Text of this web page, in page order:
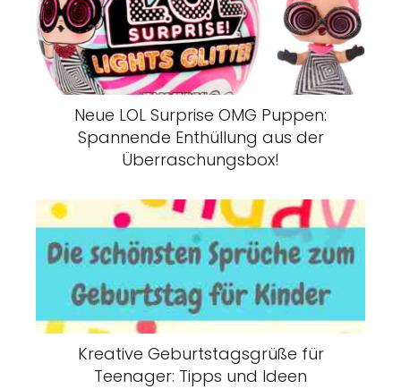
Neue LOL Surprise OMG Puppen:
Spannende Enthüllung aus der
Überraschungsbox!
Kreative Geburtstagsgrüße für
Teenager: Tipps und Ideen